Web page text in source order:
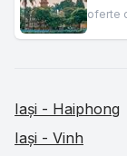
oferte
Iași - Haiphong
Iași - Vinh